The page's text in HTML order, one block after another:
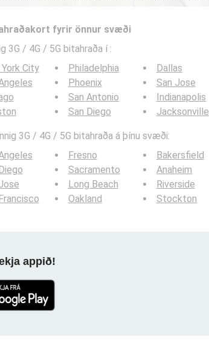
fyrir önnur svæði
3G / 4G / 5G bitahraða í :
City
Philadelphia
Phoenix
San Antonio
San Diego
Dallas
San Jose
Indianapolis
Jacksonville
3G / 4G / 5G bitahraða á þínu svæði:
Fresno
Sacramento
Long Beach
Oakland
Bakersfield
Anaheim
Riverside
Stockton
appið!